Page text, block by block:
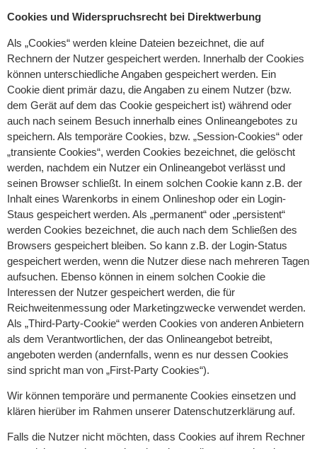
Cookies und Widerspruchsrecht bei Direktwerbung
Als „Cookies“ werden kleine Dateien bezeichnet, die auf
Rechnern der Nutzer gespeichert werden. Innerhalb der Cookies
können unterschiedliche Angaben gespeichert werden. Ein
Cookie dient primär dazu, die Angaben zu einem Nutzer (bzw.
dem Gerät auf dem das Cookie gespeichert ist) während oder
auch nach seinem Besuch innerhalb eines Onlineangebotes zu
speichern. Als temporäre Cookies, bzw. „Session-Cookies“ oder
„transiente Cookies“, werden Cookies bezeichnet, die gelöscht
werden, nachdem ein Nutzer ein Onlineangebot verlässt und
seinen Browser schließt. In einem solchen Cookie kann z.B. der
Inhalt eines Warenkorbs in einem Onlineshop oder ein Login-
Staus gespeichert werden. Als „permanent“ oder „persistent“
werden Cookies bezeichnet, die auch nach dem Schließen des
Browsers gespeichert bleiben. So kann z.B. der Login-Status
gespeichert werden, wenn die Nutzer diese nach mehreren Tagen
aufsuchen. Ebenso können in einem solchen Cookie die
Interessen der Nutzer gespeichert werden, die für
Reichweitenmessung oder Marketingzwecke verwendet werden.
Als „Third-Party-Cookie“ werden Cookies von anderen Anbietern
als dem Verantwortlichen, der das Onlineangebot betreibt,
angeboten werden (andernfalls, wenn es nur dessen Cookies
sind spricht man von „First-Party Cookies“).
Wir können temporäre und permanente Cookies einsetzen und
klären hierüber im Rahmen unserer Datenschutzerklärung auf.
Falls die Nutzer nicht möchten, dass Cookies auf ihrem Rechner